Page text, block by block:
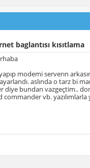
baglantısı kısıtlama
modemi serverın
aslında o tarz bi
diye bundan vazgeçtim..
commander vb.